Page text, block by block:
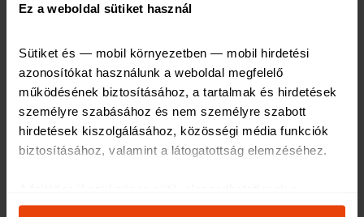
Ez a weboldal sütiket használ
Sütiket és — mobil környezetben — mobil hirdetési
azonosítókat használunk a weboldal megfelelő
működésének biztosításához, a tartalmak és hirdetések
személyre szabásához és nem személyre szabott
hirdetések kiszolgálásához, közösségi média funkciók
biztosításához, valamint a látogatottság elemzéséhez.
weboldal működéséhez, ezért ezek nem kapcsolhatók ki
Utazás után:
5/5